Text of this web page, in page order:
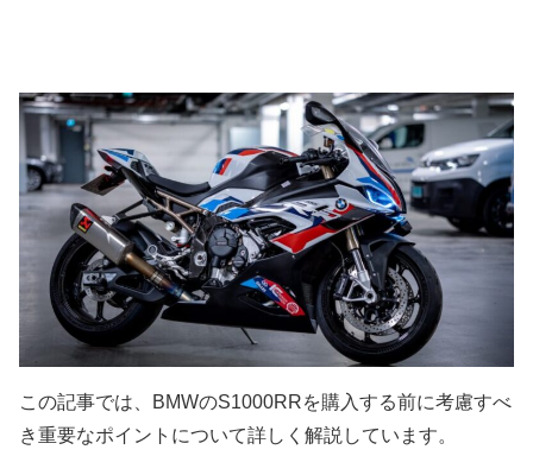
この記事では、BMWのS1000RRを購入する前に考慮すべ
き重要なポイントについて詳しく解説しています。